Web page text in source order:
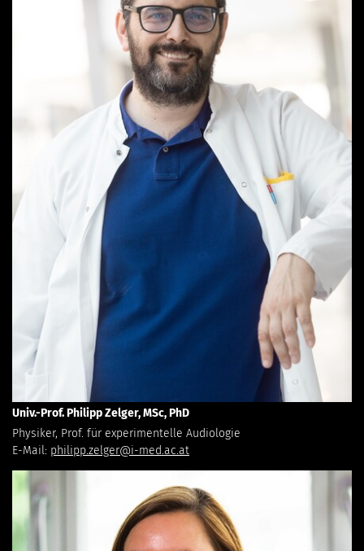
Univ.-Prof. Philipp Zelger, MSc, PhD
Physiker, Prof. für experimentelle Audiologie
E-Mail: philipp.zelger@i-med.ac.at